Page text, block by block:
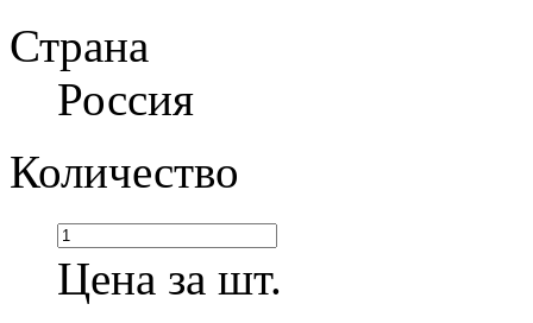
Страна
Россия
Количество
Цена за шт.